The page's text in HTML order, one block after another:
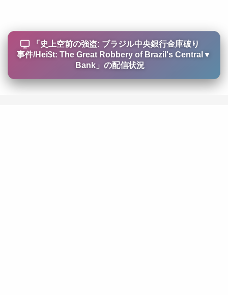
「 史上空前の強盗: ブラジル中央銀行金庫破り
事件/Hei$t: The Great Robbery of Brazil's Central
Bank」の配信状況
▼